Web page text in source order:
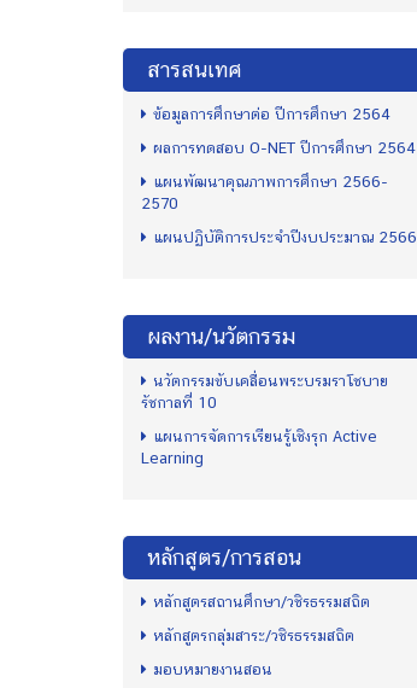
สารสนเทศ
ข้อมูลการศึกษาต่อ ปีการศึกษา 2564
ผลการทดสอบ O-NET ปีการศึกษา 2564
แผนพัฒนาคุณภาพการศึกษา 2566-
2570
แผนปฏิบัติการประจำปีงบประมาณ 2566
ผลงาน/นวัตกรรม
นวัตกรรมขับเคลื่อนพระบรมราโชบาย
รัชกาลที่ 10
แผนการจัดการเรียนรู้เชิงรุก Active
Learning
หลักสูตร/การสอน
หลักสูตรสถานศึกษา/วชิรธรรมสถิต
หลักสูตรกลุ่มสาระ/วชิรธรรมสถิต
มอบหมายงานสอน